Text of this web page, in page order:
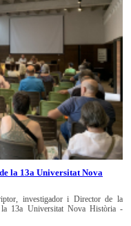
la 13a Universitat Nova
investigador i Director de la
13a Universitat Nova Història -